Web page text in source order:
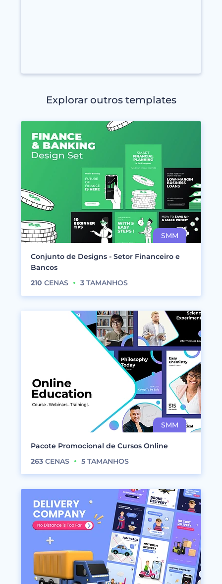
Explorar outros templates
Conjunto de Designs - Setor Financeiro e
Bancos
210 CENAS 3 TAMANHOS
Pacote Promocional de Cursos Online
263 CENAS 5 TAMANHOS